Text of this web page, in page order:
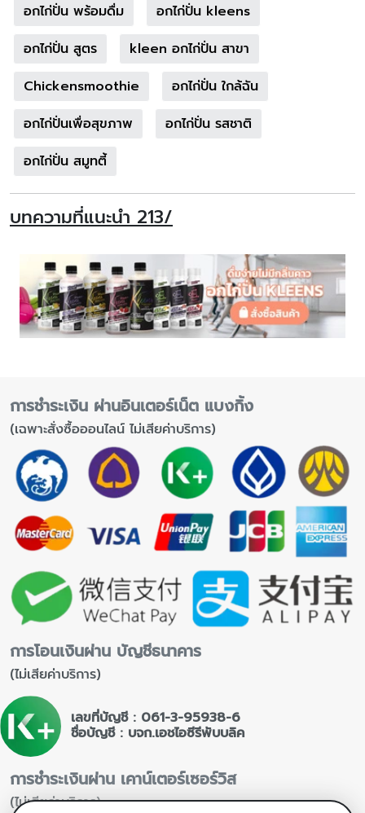
อกไก่ปั่น พร้อมดื่ม
อกไก่ปั่น kleens
อกไก่ปั่น สูตร
kleen อกไก่ปั่น สาขา
Chickensmoothie
อกไก่ปั่น ใกล้ฉัน
อกไก่ปั่นเพื่อสุขภาพ
อกไก่ปั่น รสชาติ
อกไก่ปั่น สมูทตี้
บทความที่แนะนำ 213/
การชำระเงิน ผ่านอินเตอร์เน็ต แบงกิ้ง
(เฉพาะสั่งซื้อออนไลน์ ไม่เสียค่าบริการ)
การโอนเงินผ่าน บัญชีธนาคาร
(ไม่เสียค่าบริการ)
เลขที่บัญชี : 061-3-95938-6
ชื่อบัญชี : บจก.เอชไอซีรีพับบลิค
การชำระเงินผ่าน เคาน์เตอร์เซอร์วิส
(ไม่เสียค่าบริการ)